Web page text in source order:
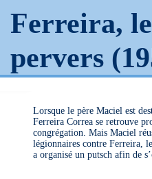
Ferreira,
pervers
Lorsque le père Maciel est
Ferreira Correa se retrouve
congrégation. Mais Maciel
légionnaires contre Ferreira,
a organisé un putsch afin de